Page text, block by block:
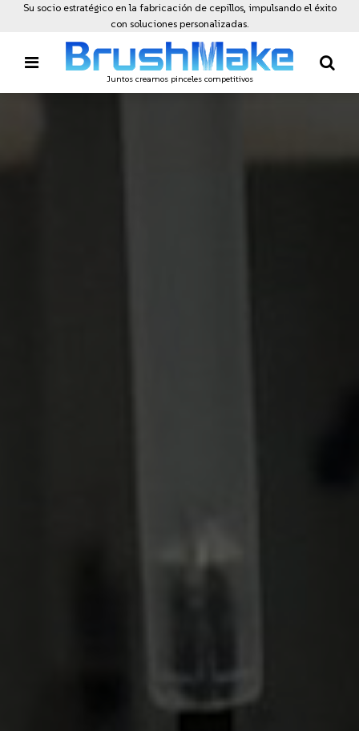
Su socio estratégico en la fabricación de cepillos, impulsando el éxito
con soluciones personalizadas.
Juntos creamos pinceles competitivos